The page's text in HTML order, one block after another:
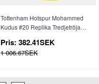
Tottenham Hotspur Mohammed
Kudus #20 Replika Tredjetröja
Pris: 382.41SEK
1 006.67SEK